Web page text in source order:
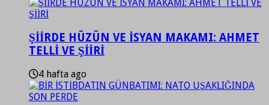
ŞİİRDE HÜZÜN VE İSYAN MAKAMI: AHMET
TELLİ VE ŞİİRİ
4 hafta ago